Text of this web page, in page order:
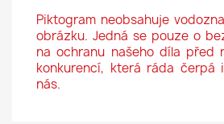
Piktogram neobsahuje
obrázku. Jedná se pouze o
na ochranu našeho díla před
konkurencí, která ráda čerpá
nás.